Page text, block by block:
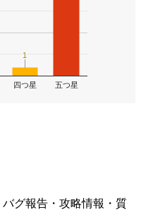
四つ星 五つ星
11
バグ報告・攻略情報・質